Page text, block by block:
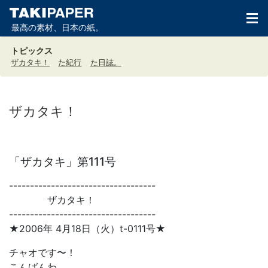
最高の素材、日本の紙。
トピックス
ザカタキ！ た紀行 た日誌。
ザカタキ！
「ザカタキ」第111号
-----------------------------------
ザカタキ！
-----------------------------------
★2006年 4月18日（火）t-0111号★
チャオです〜！